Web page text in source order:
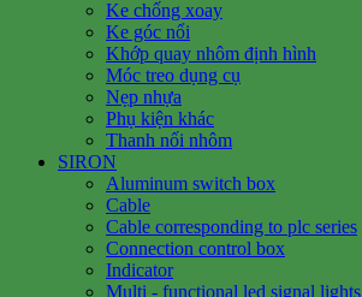
Ke chống xoay
Ke góc nổi
Khớp quay nhôm định hình
Móc treo dụng cụ
Nẹp nhựa
Phụ kiện khác
Thanh nối nhôm
SIRON
Aluminum switch box
Cable
Cable corresponding to plc series
Connection control box
Indicator
Multi - functional led signal lights